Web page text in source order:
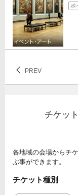
ポ
PREV
チケッ
各地域の会場からチ
ぶ事ができます。
チケット種別